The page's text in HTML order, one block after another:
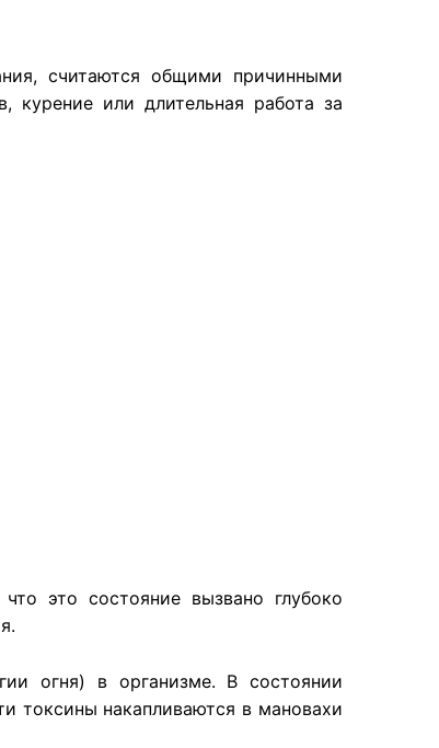
считаются общими причинными
курение или длительная работа за
это состояние вызвано глубоко
огня) в организме. В состоянии
токсины накапливаются в мановахи